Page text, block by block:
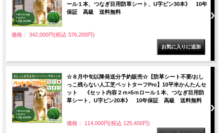
ール１本、つなぎ目用防草シート、U字ピン30本》 10年
保証 高級 送料無料
価格： 342,000円(税込 376,200円)
☆８月中旬以降発送分予約販売☆【防草シート不要/おし
っこ残らない人工芝ペットターフPro】10平米かんたんセ
ット 《セット内容２ｍ×5ｍロール１本、つなぎ目用防
草シート、U字ピン20本》 10年保証 高級 送料無料
価格： 114,000円(税込 125,400円)